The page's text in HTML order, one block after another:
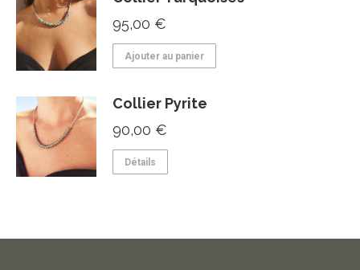
95,00 €
Ajouter au panier
Collier Pyrite
90,00 €
Détails